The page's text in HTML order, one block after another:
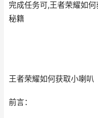
完成任务可,王者荣耀如
秘籍
王者荣耀如何获取小喇叭
前言：